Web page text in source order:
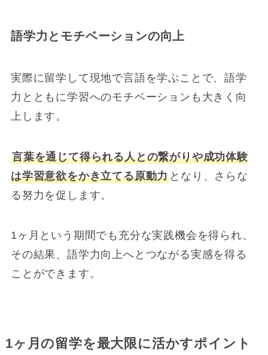
語学力とモチベーションの向上
実際に留学して現地で言語を学ぶことで、語学
力とともに学習へのモチベーションも大きく向
上します。
言葉を通じて得られる人との繋がりや成功体験
は学習意欲をかき立てる原動力 となり、さらな
る努力を促します。
1ヶ月という期間でも充分な実践機会を得られ、
その結果、語学力向上へとつながる実感を得る
ことができます。
1ヶ月の留学を最大限に活かすポイント